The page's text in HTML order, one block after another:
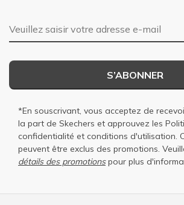
Adresse e-mail
S’ABONNER
*En souscrivant, vous acceptez de
la part de Skechers et approuvez les
confidentialité et conditions d'utilisation.
peuvent être exclus des promotions.
détails des promotionspour plus